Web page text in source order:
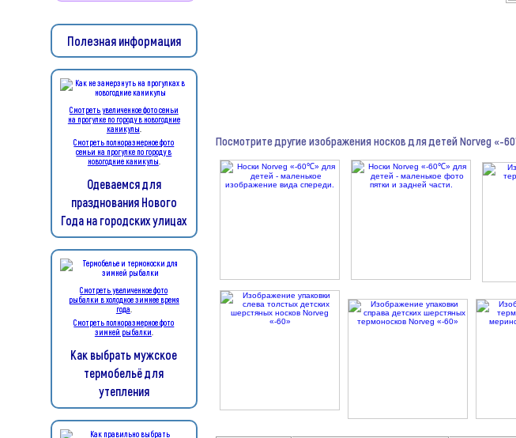
Посмотрите другие изображения носков для детей Norveg «-
Полезная информация
Смотреть увеличенное фото семьи
на прогулке по городу в новогодние
каникулы
Смотреть полноразмерное фото
семьи на прогулке по городу в
новогодние каникулы
Одеваемся для
празднования Нового
Года на городских улицах
Смотреть увеличенное фото
рыбалки в холодное зимнее время
года
Смотреть полноразмерное фото
зимней рыбалки
Как выбрать мужское
термобельё для
утепления